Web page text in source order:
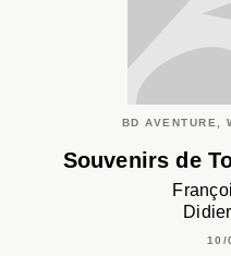
BD AVENTURE,
Souvenirs de
10/